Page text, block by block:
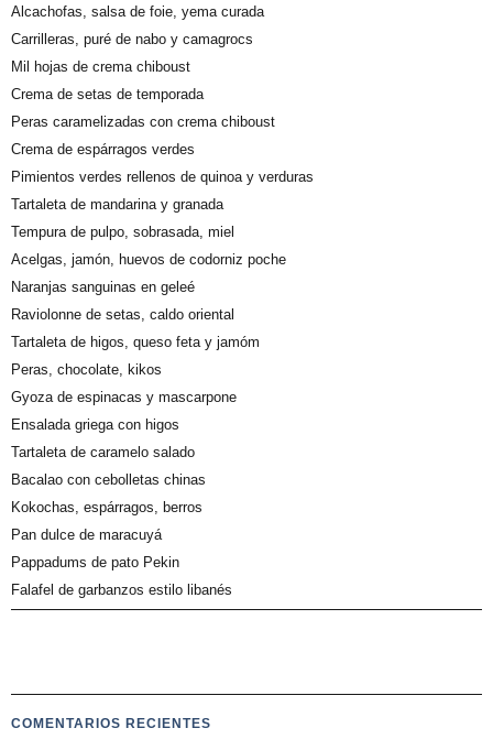
Alcachofas, salsa de foie, yema curada
Carrilleras, puré de nabo y camagrocs
Mil hojas de crema chiboust
Crema de setas de temporada
Peras caramelizadas con crema chiboust
Crema de espárragos verdes
Pimientos verdes rellenos de quinoa y verduras
Tartaleta de mandarina y granada
Tempura de pulpo, sobrasada, miel
Acelgas, jamón, huevos de codorniz poche
Naranjas sanguinas en geleé
Raviolonne de setas, caldo oriental
Tartaleta de higos, queso feta y jamóm
Peras, chocolate, kikos
Gyoza de espinacas y mascarpone
Ensalada griega con higos
Tartaleta de caramelo salado
Bacalao con cebolletas chinas
Kokochas, espárragos, berros
Pan dulce de maracuyá
Pappadums de pato Pekin
Falafel de garbanzos estilo libanés
COMENTARIOS RECIENTES